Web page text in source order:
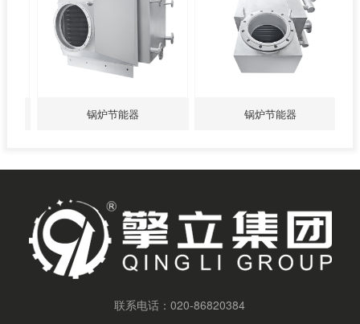
锅炉节能器 锅炉节能器
联系电话：020-86820384